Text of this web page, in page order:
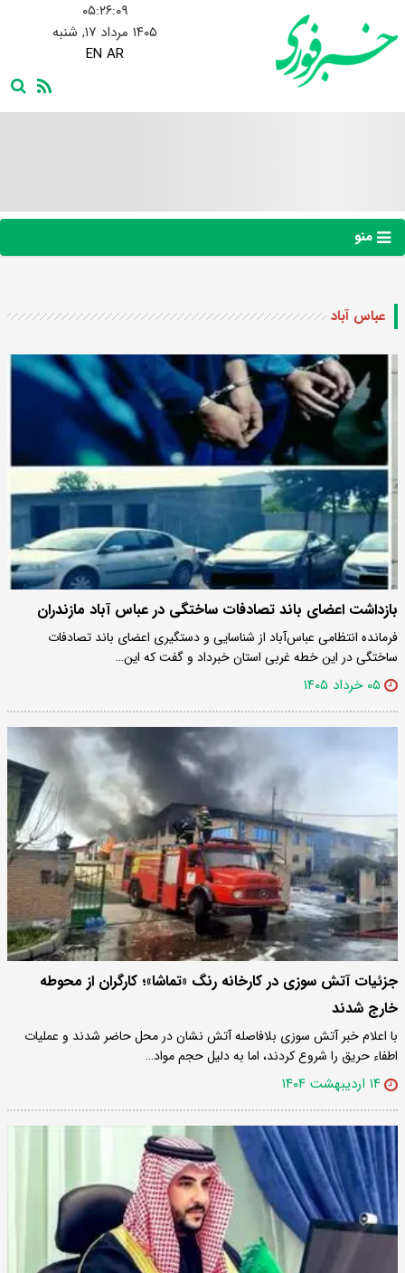
۰۵:۲۶:۱۰
۱۴۰۵ مرداد ۱۷, شنبه
EN AR
منو
عباس آباد
بازداشت اعضای باند تصادفات ساختگی در عباس آباد مازندران
فرمانده انتظامی عباس‌آباد از شناسایی و دستگیری اعضای باند تصادفات
ساختگی در این خطه غربی استان خبرداد و گفت که این…
۰۵ خرداد ۱۴۰۵
جزئیات آتش سوزی در کارخانه رنگ «تماشا»؛ کارگران از محوطه
خارج شدند
با اعلام خبر آتش سوزی بلافاصله آتش نشان در محل حاضر شدند و عملیات
اطفاء حریق را شروع کردند، اما به دلیل حجم مواد…
۱۴ اردیبهشت ۱۴۰۴